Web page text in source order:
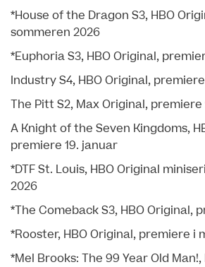
*House of the Dragon S3, HBO
sommeren 2026
*Euphoria S3, HBO Original,
Industry S4, HBO Original,
The Pitt S2, Max Original,
A Knight of the Seven Kingdoms,
premiere 19. januar
*DTF St. Louis, HBO Original
2026
*The Comeback S3, HBO Original,
*Rooster, HBO Original, premiere i
*Mel Brooks: The 99 Year Old Man!,